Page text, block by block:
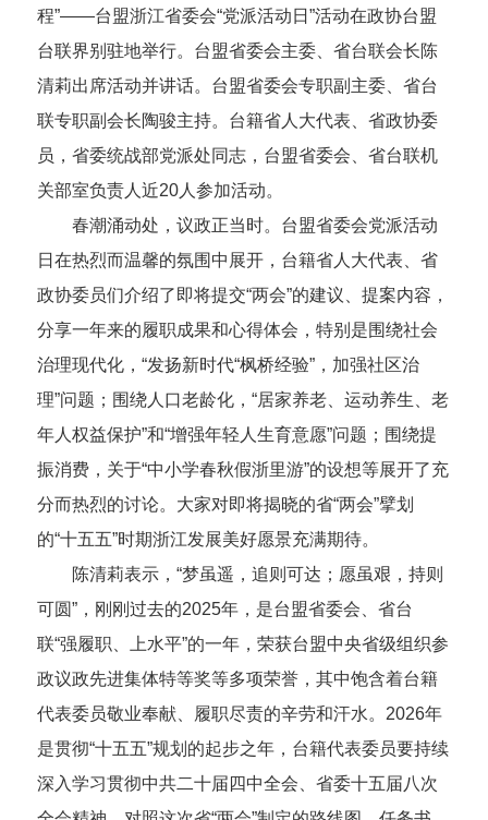
程”——台盟浙江省委会“党派活动日”活动在政协台盟
台联界别驻地举行。台盟省委会主委、省台联会长陈
清莉出席活动并讲话。台盟省委会专职副主委、省台
联专职副会长陶骏主持。台籍省人大代表、省政协委
员，省委统战部党派处同志，台盟省委会、省台联机
关部室负责人近20人参加活动。
春潮涌动处，议政正当时。台盟省委会党派活动
日在热烈而温馨的氛围中展开，台籍省人大代表、省
政协委员们介绍了即将提交“两会”的建议、提案内容，
分享一年来的履职成果和心得体会，特别是围绕社会
治理现代化，“发扬新时代“枫桥经验”，加强社区治
理”问题；围绕人口老龄化，“居家养老、运动养生、老
年人权益保护”和“增强年轻人生育意愿”问题；围绕提
振消费，关于“中小学春秋假浙里游”的设想等展开了充
分而热烈的讨论。大家对即将揭晓的省“两会”擘划
的“十五五”时期浙江发展美好愿景充满期待。
陈清莉表示，“梦虽遥，追则可达；愿虽艰，持则
可圆”，刚刚过去的2025年，是台盟省委会、省台
联“强履职、上水平”的一年，荣获台盟中央省级组织参
政议政先进集体特等奖等多项荣誉，其中饱含着台籍
代表委员敬业奉献、履职尽责的辛劳和汗水。2026年
是贯彻“十五五”规划的起步之年，台籍代表委员要持续
深入学习贯彻中共二十届四中全会、省委十五届八次